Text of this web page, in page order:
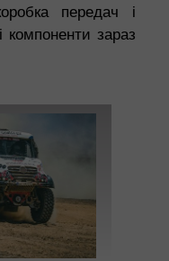
передач і
компоненти зараз